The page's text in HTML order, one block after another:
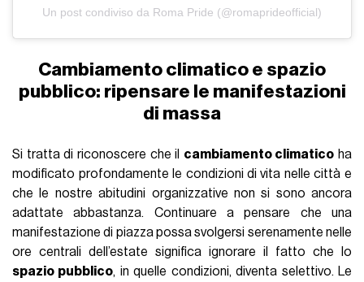
Un post condiviso da Roma Pride (@romaprideofficial)
Cambiamento climatico e spazio
pubblico: ripensare le manifestazioni
di massa
Si tratta di riconoscere che il cambiamento climatico ha
modificato profondamente le condizioni di vita nelle città e
che le nostre abitudini organizzative non si sono ancora
adattate abbastanza. Continuare a pensare che una
manifestazione di piazza possa svolgersi serenamente nelle
ore centrali dell’estate significa ignorare il fatto che lo
spazio pubblico, in quelle condizioni, diventa selettivo. Le